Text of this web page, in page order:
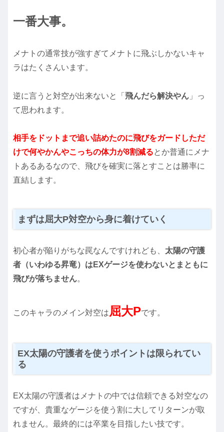
一番大事。
メナトの通常技が強すぎてメナトに飛ぶしかないキャ
ラはたくさんいます。
逆に言うと対空が出来ないと「 飛んだら解決やん 」っ
て思われます。
相手をドットまで追い詰めたのに飛びをガードしただ
けで何やかんやこっちの体力が8割減るとか普通にメナ
トあるあるなので、飛びを確実に落とすことは勝率に
直結します。
まずは屈大P対空から身に着けていく
初心者が陥りがちな罠なんですけれども、 太陽の守護
者（いわゆる昇竜）はEXゲージを使わないとまともに
飛びが落ちません。
このキャラのメイン対空は 屈大Pです。
EX太陽の守護者を使うポイントは限られてい
る
EX太陽の守護者はメナトの中では信頼できる対空なの
ですが、貴重なゲージを使う割に大してリターンが取
れません。最終的には卒業を目指したい技です。